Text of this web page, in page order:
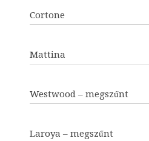
Cortone
Mattina
Westwood – megszűnt
Laroya – megszűnt